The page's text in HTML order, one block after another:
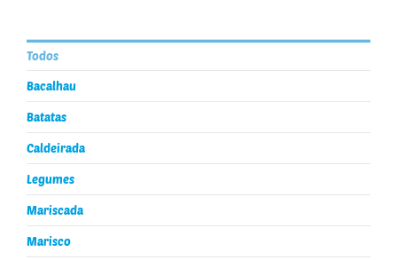
Todos
Bacalhau
Batatas
Caldeirada
Legumes
Mariscada
Marisco